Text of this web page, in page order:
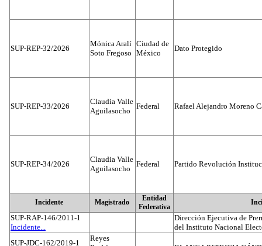
SUP-REP-32/2026
Mónica Aralí
Soto Fregoso
Ciudad de
México
Dato Protegido
SUP-REP-33/2026
Claudia Valle
Aguilasocho
Federal Rafael Alejandro Moreno
SUP-REP-34/2026
Claudia Valle
Aguilasocho
Federal Partido Revolución
Incidente Magistrado
Entidad
Federativa
SUP-RAP-146/2011-1
Incidente...
Dirección Ejecutiva de
del Instituto Nacional
SUP-JDC-162/2019-1
Reyes